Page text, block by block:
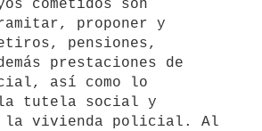
cometidos son
proponer y
pensiones,
prestaciones de
así como lo
tutela social y
la vivienda policial. Al